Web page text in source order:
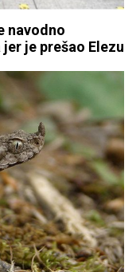
navodno
je prešao Elezu